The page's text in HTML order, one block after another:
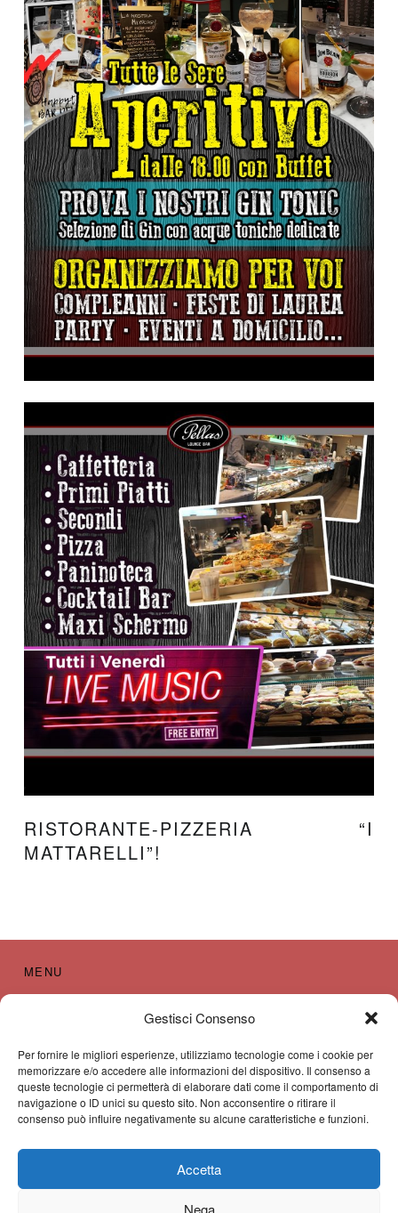
Gestisci Consenso
Per fornire le migliori esperienze, utilizziamo tecnologie come i cookie per
memorizzare e/o accedere alle informazioni del dispositivo. Il consenso a
queste tecnologie ci permetterà di elaborare dati come il comportamento di
navigazione o ID unici su questo sito. Non acconsentire o ritirare il
consenso può influire negativamente su alcune caratteristiche e funzioni.
Accetta
Nega
RISTORANTE-PIZZERIA “I
MATTARELLI”!
MENU
Cookie Policy (UE)
Home
Servizi
Dove Siamo – Contattaci